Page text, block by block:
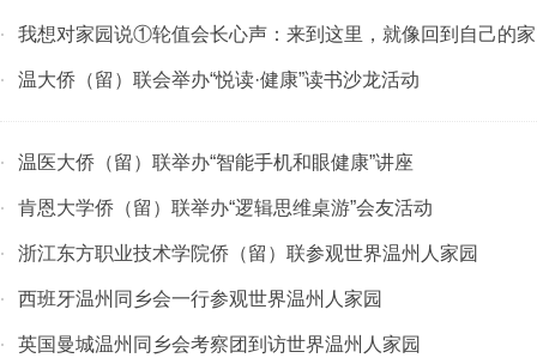
· 我想对家园说①轮值会长心声：来到这里，就像回到自己的家
· 温大侨（留）联会举办“悦读·健康”读书沙龙活动
· 温医大侨（留）联举办“智能手机和眼健康”讲座
· 肯恩大学侨（留）联举办“逻辑思维桌游”会友活动
· 浙江东方职业技术学院侨（留）联参观世界温州人家园
· 西班牙温州同乡会一行参观世界温州人家园
· 英国曼城温州同乡会考察团到访世界温州人家园